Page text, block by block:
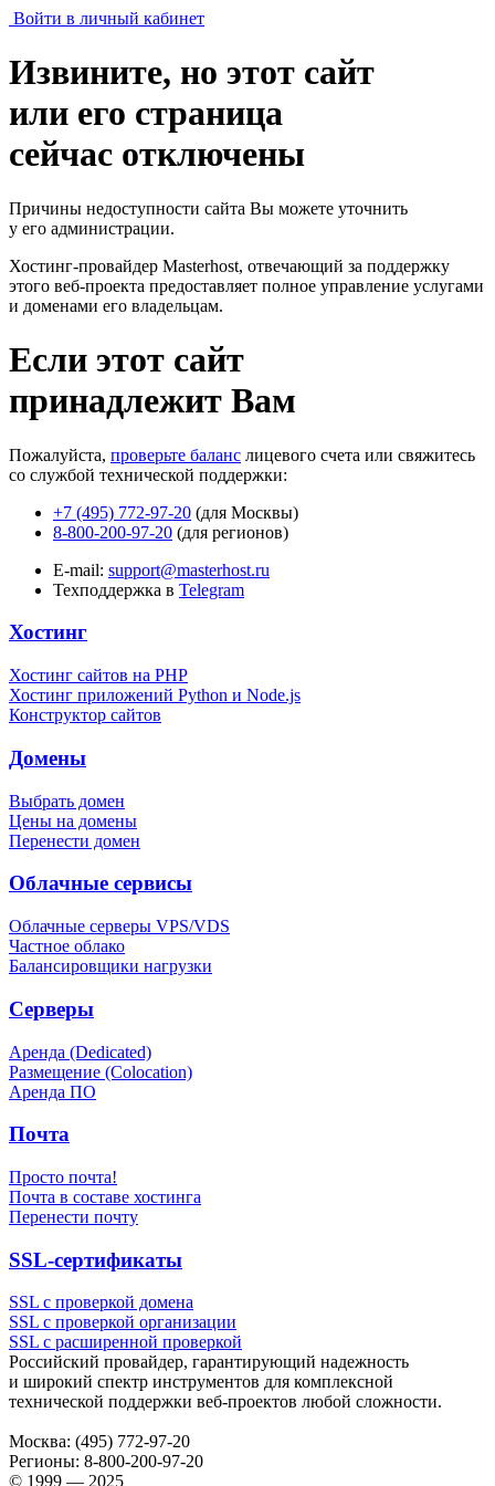
Войти в личный кабинет
Извините, но этот сайт
или его страница
сейчас отключены
Причины недоступности сайта Вы можете уточнить
у его администрации.
Хостинг-провайдер Masterhost, отвечающий за поддержку
этого веб-проекта предоставляет полное управление услугами
и доменами его владельцам.
Если этот сайт
принадлежит Вам
Пожалуйста, проверьте баланс лицевого счета или свяжитесь
со службой технической поддержки:
+7 (495) 772-97-20 (для Москвы)
8-800-200-97-20 (для регионов)
E-mail: support@masterhost.ru
Техподдержка в Telegram
Хостинг
Хостинг сайтов на PHP
Хостинг приложений Python и Node.js
Конструктор сайтов
Домены
Выбрать домен
Цены на домены
Перенести домен
Облачные сервисы
Облачные серверы VPS/VDS
Частное облако
Балансировщики нагрузки
Серверы
Аренда (Dedicated)
Размещение (Colocation)
Аренда ПО
Почта
Просто почта!
Почта в составе хостинга
Перенести почту
SSL-сертификаты
SSL с проверкой домена
SSL с проверкой организации
SSL с расширенной проверкой
Российский провайдер, гарантирующий надежность
и широкий спектр инструментов для комплексной
технической поддержки веб-проектов любой сложности.
Москва: (495) 772-97-20
Регионы: 8-800-200-97-20
© 1999 — 2025